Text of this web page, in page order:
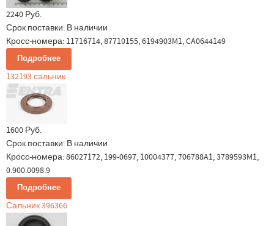
2240 Руб.
Срок поставки: В наличии
Кросс-номера: 11716714, 87710155, 6194903M1, CA0644149
Подробнее
132193 сальник
1600 Руб.
Срок поставки: В наличии
Кросс-номера: 86027172, 199-0697, 10004377, 706788A1, 3789593M1,
0.900.0098.9
Подробнее
Сальник 396366